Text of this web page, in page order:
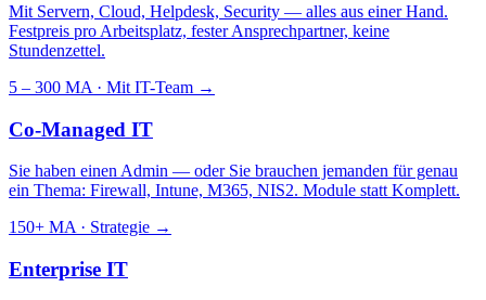
Mit Servern, Cloud, Helpdesk, Security — alles aus einer Hand.
Festpreis pro Arbeitsplatz, fester Ansprechpartner, keine
Stundenzettel.
5 – 300 MA · Mit IT-Team →
Co-Managed IT
Sie haben einen Admin — oder Sie brauchen jemanden für genau
ein Thema: Firewall, Intune, M365, NIS2. Module statt Komplett.
150+ MA · Strategie →
Enterprise IT